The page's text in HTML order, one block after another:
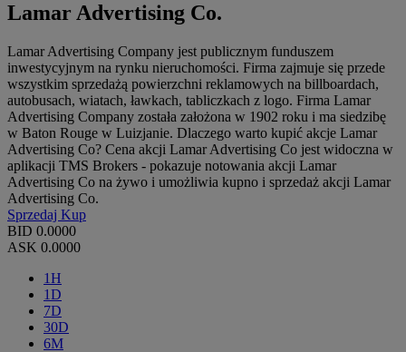
Lamar Advertising Co.
Lamar Advertising Company jest publicznym funduszem
inwestycyjnym na rynku nieruchomości. Firma zajmuje się przede
wszystkim sprzedażą powierzchni reklamowych na billboardach,
autobusach, wiatach, ławkach, tabliczkach z logo. Firma Lamar
Advertising Company została założona w 1902 roku i ma siedzibę
w Baton Rouge w Luizjanie. Dlaczego warto kupić akcje Lamar
Advertising Co? Cena akcji Lamar Advertising Co jest widoczna w
aplikacji TMS Brokers - pokazuje notowania akcji Lamar
Advertising Co na żywo i umożliwia kupno i sprzedaż akcji Lamar
Advertising Co.
Sprzedaj Kup
BID 0.0000
ASK 0.0000
1H
1D
7D
30D
6M